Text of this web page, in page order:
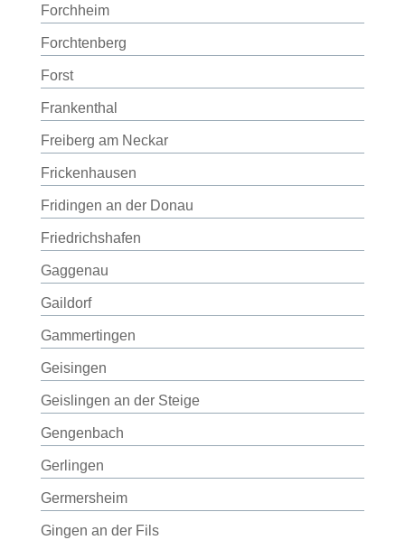
Forchheim
Forchtenberg
Forst
Frankenthal
Freiberg am Neckar
Frickenhausen
Fridingen an der Donau
Friedrichshafen
Gaggenau
Gaildorf
Gammertingen
Geisingen
Geislingen an der Steige
Gengenbach
Gerlingen
Germersheim
Gingen an der Fils